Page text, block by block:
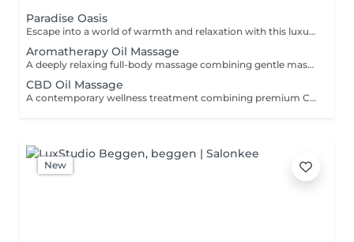
Paradise Oasis
Escape into a world of warmth and relaxation with this luxurious wellness ritual. Combining a 90-minute Hot Stone Massage with a 30-minute Thai Foot Reflexology treatment, this package helps release deep muscular tension, improve circulation, and restore a sense of balance from head to toe. Includes: Hot Stone Massage 90 min Thai Foot Reflexology 30 min
Aromatherapy Oil Massage
A deeply relaxing full-body massage combining gentle massage techniques with carefully selected aromatic essential oils. The soothing aromas and flowing movements help ease muscle tension, reduce stress, calm the mind, and promote a lasting sense of well-being.
CBD Oil Massage
A contemporary wellness treatment combining premium CBD-infused oils with relaxing massage techniques. Designed for those seeking a peaceful pause from a busy lifestyle, this treatment helps soften muscular tension and encourages deep physical comfort.
New